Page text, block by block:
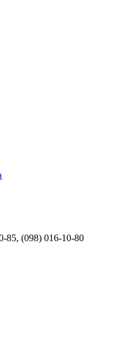
85, (098) 016-10-80